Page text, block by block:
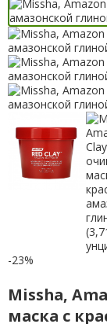
-23%
Missha,
маска с